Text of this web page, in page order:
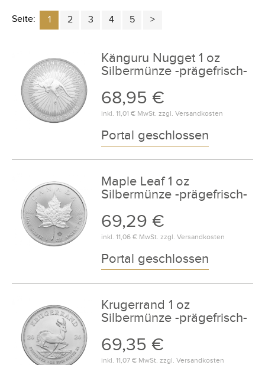
Seite: 1 2 3 4 5
Känguru Nugget 1 oz
Silbermünze -prägefrisch-
68,95 €
inkl. 11,01 €MwSt. zzgl. Versandkosten
Portal geschlossen
Maple Leaf 1 oz
Silbermünze -prägefrisch-
69,29 €
inkl. 11,06 €MwSt. zzgl. Versandkosten
Portal geschlossen
Krugerrand 1 oz
Silbermünze -prägefrisch-
69,35 €
inkl. 11,07 €MwSt. zzgl. Versandkosten